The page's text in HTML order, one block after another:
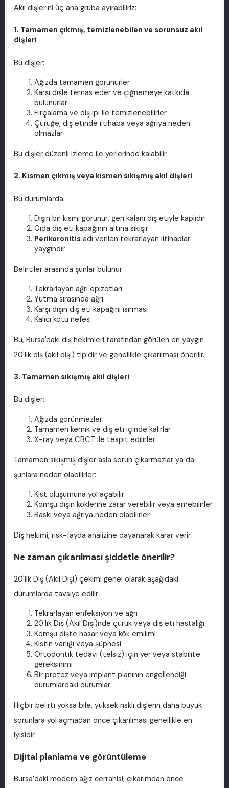
Akıl dişlerini üç ana gruba ayırabiliriz:
1. Tamamen çıkmış, temizlenebilen ve sorunsuz akıl
dişleri
Bu dişler:
Ağızda tamamen görünürler
Karşı dişle temas eder ve çiğnemeye katkıda
bulunurlar
Fırçalama ve diş ipi ile temizlenebilirler
Çürüğe, diş etinde iltihaba veya ağrıya neden
olmazlar
Bu dişler düzenli izleme ile yerlerinde kalabilir.
2. Kısmen çıkmış veya kısmen sıkışmış akıl dişleri
Bu durumlarda:
Dişin bir kısmı görünür, geri kalanı diş etiyle kaplıdır
Gıda diş eti kapağının altına sıkışır
Perikoronitisadı verilen tekrarlayan iltihaplar
yaygındır
Belirtiler arasında şunlar bulunur:
Tekrarlayan ağrı epizotları
Yutma sırasında ağrı
Karşı dişin diş eti kapağını ısırması
Kalıcı kötü nefes
Bu, Bursa'daki diş hekimleri tarafından görülen en yaygın
20'lik diş (akıl dişi) tipidir ve genellikle çıkarılması önerilir.
3. Tamamen sıkışmış akıl dişleri
Bu dişler:
Ağızda görünmezler
Tamamen kemik ve diş eti içinde kalırlar
X-ray veya CBCT ile tespit edilirler
Tamamen sıkışmış dişler asla sorun çıkarmazlar ya da
şunlara neden olabilirler:
Kist oluşumuna yol açabilir
Komşu dişin köklerine zarar verebilir veya emebilirler
Baskı veya ağrıya neden olabilirler
Diş hekimi, risk-fayda analizine dayanarak karar verir.
Ne zaman çıkarılması şiddetle önerilir?
20'lik Diş (Akıl Dişi) çekimi genel olarak aşağıdaki
durumlarda tavsiye edilir:
Tekrarlayan enfeksiyon ve ağrı
20'lik Diş (Akıl Dişi)nde çürük veya diş eti hastalığı
Komşu dişte hasar veya kök emilimi
Kistin varlığı veya şüphesi
Ortodontik tedavi (telsiz) için yer veya stabilite
gereksinimi
Bir protez veya implant planının engellendiği
durumlardaki durumlar
Hiçbir belirti yoksa bile, yüksek riskli dişlerin daha büyük
sorunlara yol açmadan önce çıkarılması genellikle en
iyisidir.
Dijital planlama ve görüntüleme
Bursa’daki modern ağız cerrahisi, çıkarımdan önce